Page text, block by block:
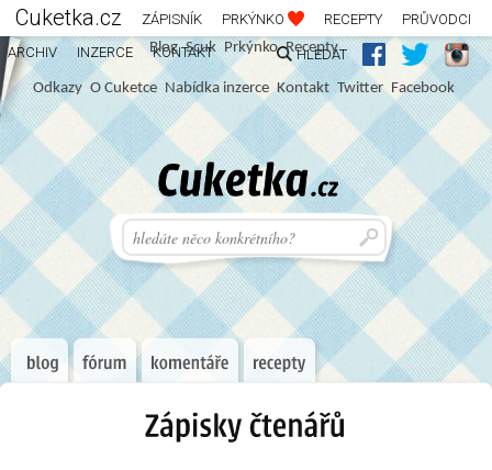
Cuketka.cz ZÁPISNÍK PRKÝNKO RECEPTY
PRŮVODCI
ARCHIV
INZERCE KONTAKT HLEDAT
Blog Scuk Prkýnko Recepty
Odkazy O Cuketce Nabídka inzerce Kontakt Twitter Facebook